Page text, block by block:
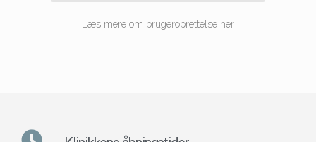
Læs mere om brugeroprettelse her